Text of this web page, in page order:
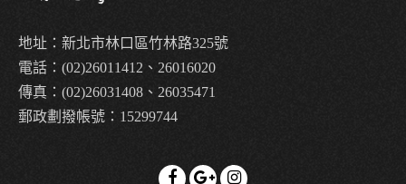
地址：新北市林口區竹林路325號
電話：(02)26011412、26016020
傳真：(02)26031408、26035471
郵政劃撥帳號：15299744